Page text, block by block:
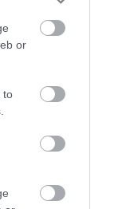
or
to
felében
a
ma is
a lehető